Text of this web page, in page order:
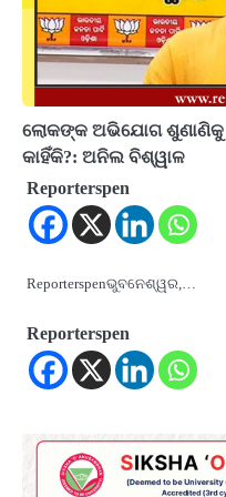
ଲୋକଙ୍କ ଅଭିଯୋଗ ଶୁଣାଣିକୁ
କାହିଁକି?: ଅନିଲ ବିଶ୍ୱାଳ
Reporterspen
Reporterspenଭୁବନେଶ୍ୱର,…
Reporterspen